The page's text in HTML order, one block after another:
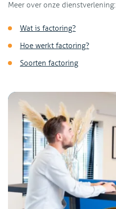
Meer over onze dienstverlening:
Wat is factoring?
Hoe werkt factoring?
Soorten factoring